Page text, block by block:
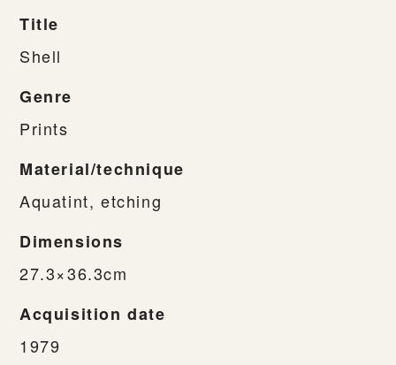
Title
Shell
Genre
Prints
Material/technique
Aquatint, etching
Dimensions
27.3×36.3cm
Acquisition date
1979